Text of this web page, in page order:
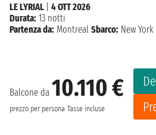
Balcone da 10.110 €
prezzo per persona Tasse incluse
LE LYRIAL
4 OTT 2026
Durata: 13 notti
Partenza da: Montreal Sbarco: New York